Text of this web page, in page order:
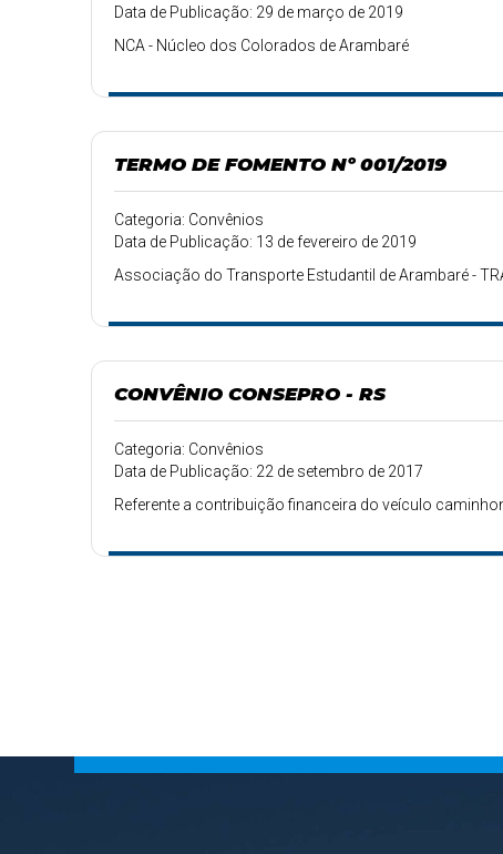
Data de Publicação: 29 de março de 2019
NCA - Núcleo dos Colorados de Arambaré
TERMO DE FOMENTO Nº 001/2019
Categoria: Convênios
Data de Publicação: 13 de fevereiro de 2019
Associação do Transporte Estudantil de Arambaré -
CONVÊNIO CONSEPRO - RS
Categoria: Convênios
Data de Publicação: 22 de setembro de 2017
Referente a contribuição financeira do veículo